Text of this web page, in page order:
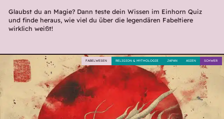
Glaubst du an Magie? Dann teste dein Wissen im Einhorn Quiz
und finde heraus, wie viel du über die legendären Fabeltiere
wirklich weißt!
SCHWER
ASIEN
JAPAN
RELIGION & MYTHOLOGIE
FABELWESEN